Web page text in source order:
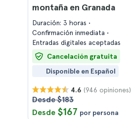
montaña en Granada
Duración: 3 horas
Confirmación inmediata
Entradas digitales aceptadas
Cancelación gratuita
Disponible en Español
4.6 (946 opiniones)
Desde $183
Desde $167 por persona